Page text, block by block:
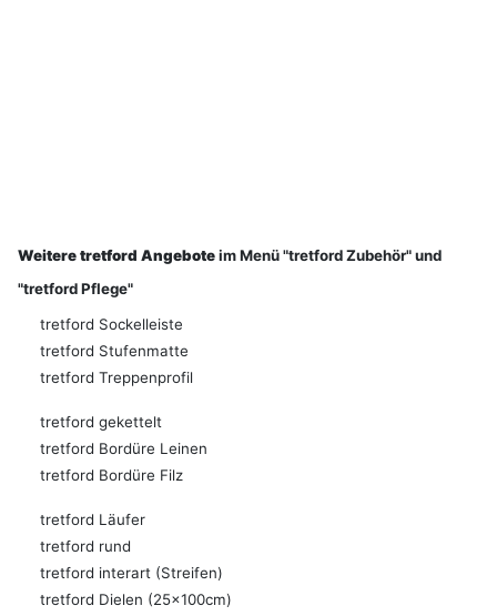
Weitere tretford Angeboteim Menü "tretford Zubehör" und
"tretford Pflege"
tretford Sockelleiste
tretford Stufenmatte
tretford Treppenprofil
tretford gekettelt
tretford Bordüre Leinen
tretford Bordüre Filz
tretford Läufer
tretford rund
tretford interart (Streifen)
tretford Dielen (25x100cm)